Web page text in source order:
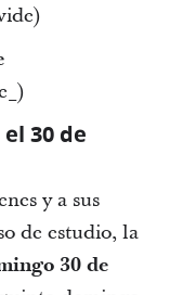
30 de
y a sus
de estudio, la
30 de